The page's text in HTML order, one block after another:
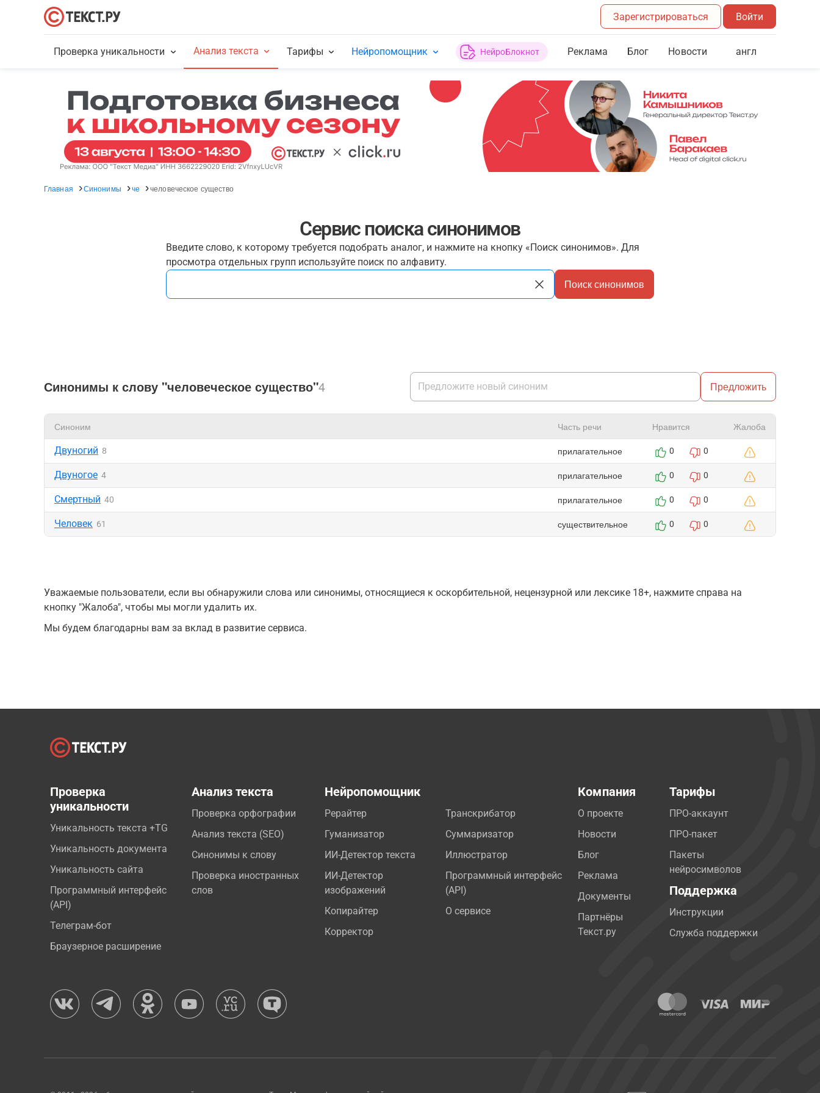
Зарегистрироваться Войти
Проверка уникальности Анализ текста Тарифы Нейропомощник НейроБлокнот Реклама Блог Новости англ
Главная Синонимы че человеческое существо
Сервис поиска синонимов
Введите слово, к которому требуется подобрать аналог, и нажмите на кнопку «Поиск синонимов». Для
просмотра отдельных групп используйте поиск по алфавиту.
Поиск синонимов
Синонимы к слову "человеческое существо"4 Предложить
Синоним Часть речи Нравится Жалоба
Двуногий 8 прилагательное 0 0
Двуногое 4 прилагательное 0 0
Смертный 40 прилагательное 0 0
Человек 61 существительное 0 0
Уважаемые пользователи, если вы обнаружили слова или синонимы, относящиеся к оскорбительной, нецензурной или лексике 18+, нажмите справа на
кнопку "Жалоба", чтобы мы могли удалить их.
Мы будем благодарны вам за вклад в развитие сервиса.
Проверка
уникальности
Уникальность текста +TG
Уникальность документа
Уникальность сайта
Программный интерфейс
(API)
Телеграм-бот
Браузерное расширение
Анализ текста
Проверка орфографии
Анализ текста (SEO)
Синонимы к слову
Проверка иностранных
слов
Нейропомощник
Рерайтер
Гуманизатор
ИИ-Детектор текста
ИИ-Детектор
изображений
Копирайтер
Корректор
Транскрибатор
Суммаризатор
Иллюстратор
Программный интерфейс
(API)
О сервисе
Компания
О проекте
Новости
Блог
Реклама
Документы
Партнёры
Текст.ру
Тарифы
ПРО-аккаунт
ПРО-пакет
Пакеты
нейросимволов
Поддержка
Инструкции
Служба поддержки